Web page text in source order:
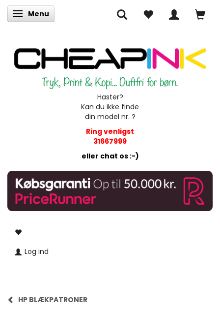
Skifte navigation
Menu
Haster?
Kan du ikke finde
din model nr. ?
Ring venligst
31667999
eller chat os :-)
Log ind
HP BLÆKPATRONER